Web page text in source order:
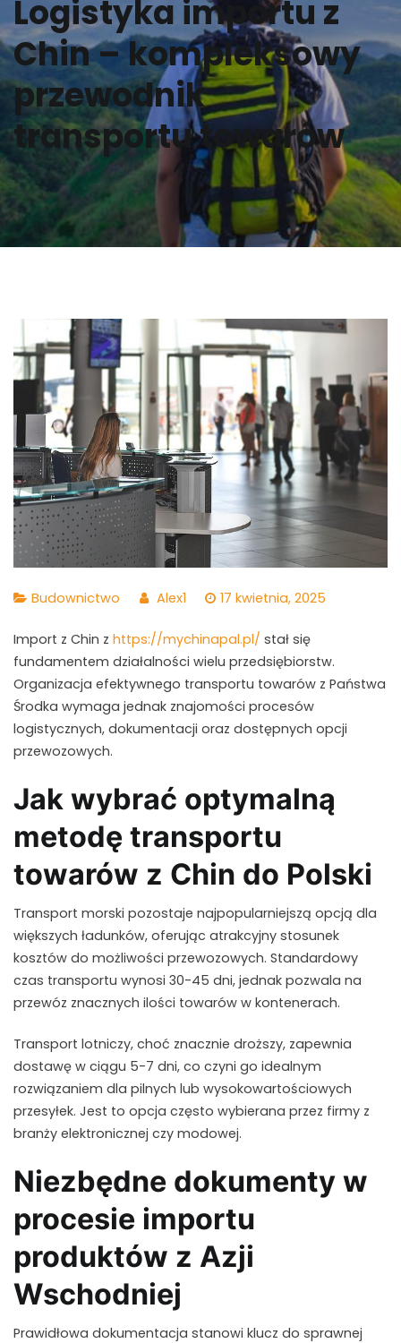
Logistyka importu z
Chin – kompleksowy
przewodnik
transportu towarów
Budownictwo Alex1 17 kwietnia, 2025
Import z Chin z https://mychinapal.pl/ stał się
fundamentem działalności wielu przedsiębiorstw.
Organizacja efektywnego transportu towarów z Państwa
Środka wymaga jednak znajomości procesów
logistycznych, dokumentacji oraz dostępnych opcji
przewozowych.
Jak wybrać optymalną
metodę transportu
towarów z Chin do Polski
Transport morski pozostaje najpopularniejszą opcją dla
większych ładunków, oferując atrakcyjny stosunek
kosztów do możliwości przewozowych. Standardowy
czas transportu wynosi 30-45 dni, jednak pozwala na
przewóz znacznych ilości towarów w kontenerach.
Transport lotniczy, choć znacznie droższy, zapewnia
dostawę w ciągu 5-7 dni, co czyni go idealnym
rozwiązaniem dla pilnych lub wysokowartościowych
przesyłek. Jest to opcja często wybierana przez firmy z
branży elektronicznej czy modowej.
Niezbędne dokumenty w
procesie importu
produktów z Azji
Wschodniej
Prawidłowa dokumentacja stanowi klucz do sprawnej